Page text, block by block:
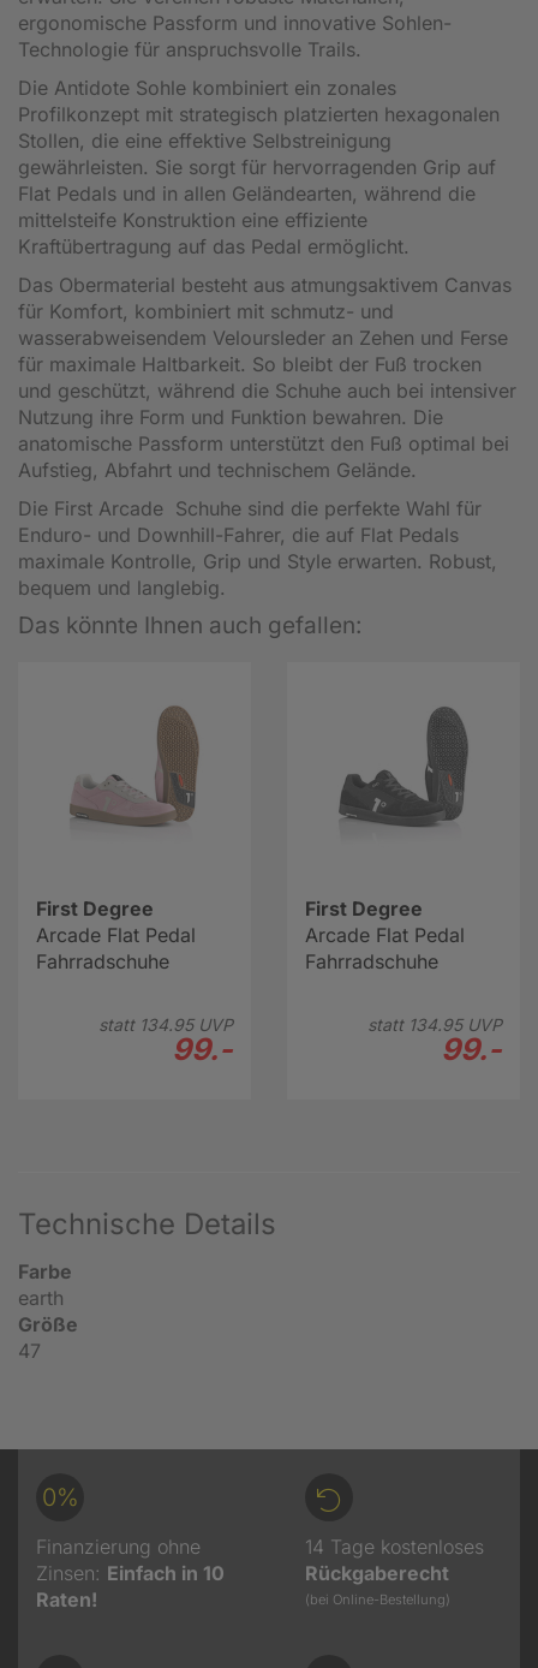
ergonomische Passform und innovative Sohlen-
Technologie für anspruchsvolle Trails.
Die Antidote Sohle kombiniert ein zonales
Profilkonzept mit strategisch platzierten hexagonalen
Stollen, die eine effektive Selbstreinigung
gewährleisten. Sie sorgt für hervorragenden Grip auf
Flat Pedals und in allen Geländearten, während die
mittelsteife Konstruktion eine effiziente
Kraftübertragung auf das Pedal ermöglicht.
Das Obermaterial besteht aus atmungsaktivem Canvas
für Komfort, kombiniert mit schmutz- und
wasserabweisendem Veloursleder an Zehen und Ferse
für maximale Haltbarkeit. So bleibt der Fuß trocken
und geschützt, während die Schuhe auch bei intensiver
Nutzung ihre Form und Funktion bewahren. Die
anatomische Passform unterstützt den Fuß optimal bei
Aufstieg, Abfahrt und technischem Gelände.
Die First Arcade Schuhe sind die perfekte Wahl für
Enduro- und Downhill-Fahrer, die auf Flat Pedals
maximale Kontrolle, Grip und Style erwarten. Robust,
bequem und langlebig.
Das könnte Ihnen auch gefallen:
First Degree
Arcade Flat Pedal
Fahrradschuhe
statt 134.95UVP
99.-
First Degree
Arcade Flat Pedal
Fahrradschuhe
statt 134.95UVP
99.-
Technische Details
Farbe
earth
Größe
47
0%
Finanzierung ohne
Zinsen: Einfach in 10
Raten!
14 Tage kostenloses
Rückgaberecht
(bei Online-Bestellung)